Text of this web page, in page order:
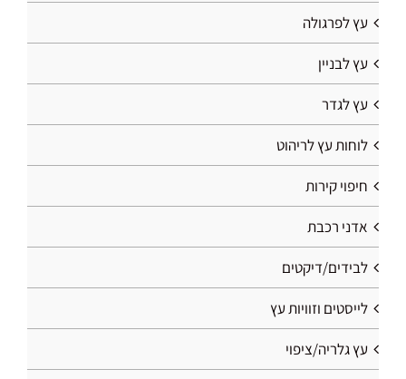
עץ לפרגולה
עץ לבניין
עץ לגדר
לוחות עץ לריהוט
חיפוי קירות
אדני רכבת
לבידים/דיקטים
לייסטים וזוויות עץ
עץ גלריה/ציפוי